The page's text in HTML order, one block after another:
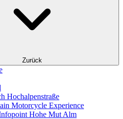
Zurück
Hochalpenstraße
Motorcycle Experience
Hohe Mut Alm